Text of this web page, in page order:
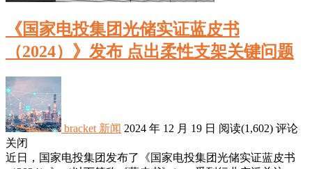
《国家电投集团光储实证蓝皮书
（2024）》发布 点出柔性支架关键问题
bracket 新闻 2024 年 12 月 19 日 阅读(1,602) 评论
关闭
近日，国家电投集团发布了《国家电投集团光储实证蓝皮书